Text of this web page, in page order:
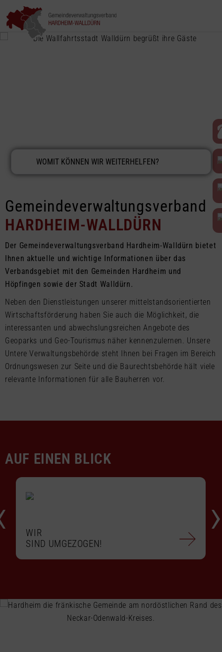
Gemeinde­verwaltungs­verband
HARDHEIM-WALLDÜRN
Der Gemeindeverwaltungsverband Hardheim-Walldürn bietet
Ihnen aktuelle und wichtige Informationen über das
Verbandsgebiet mit den Gemeinden Hardheim und
Höpfingen sowie der Stadt Walldürn.
Neben den Dienstleistungen unserer mittelstandsorientierten
Wirtschaftsförderung haben Sie auch die Möglichkeit, die
interessanten und abwechslungsreichen Angebote des
Geoparks und Geo-Tourismus näher kennenzulernen. Unsere
Untere Verwaltungsbehörde steht Ihnen bei Fragen im Bereich
Ordnungswesen zur Seite und die Baurechtsbehörde hält viele
relevante Informationen für alle Bauherren vor.
AUF EINEN BLICK
WIR
SIND UMGEZOGEN!